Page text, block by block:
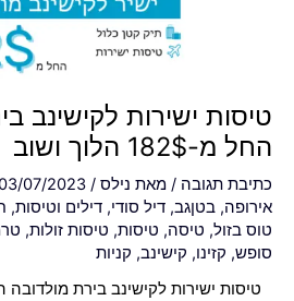
טיסות ישירות לקישינב
החל מ-182$ הלוך ושוב
כתיבת תגובה / מאת נילס /
07/2023
אירופה, בטןגב, דיל סודי, דילים וטיסות,
טוס בזול, טיסה, טיסות, טיסות זולות,
סופש, קזינו, קישינב, קניות
טיסות ישירות לקישינב בירת מולדובה החל מ-182$